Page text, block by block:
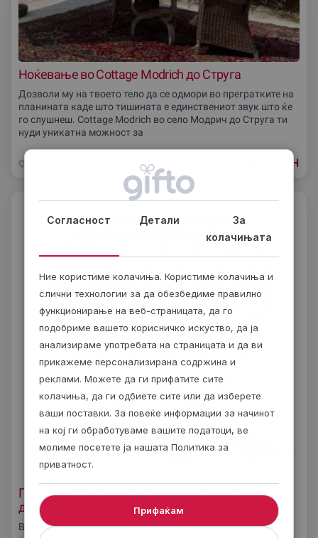
Ноќевање во Cottage Modrich до Струга
Дозволи му на твоето тело да се одмори во прегратките на
планината каде што тишината е единствениот звук што ќе
го слушнеш. Cottage Modrich во село Модрич до Струга ти
нуди уникатна можност за
ден
Подари љубов: Сет за ново и возбудливо
доживување со достава низ цела Македонија
Време е да додадеш нова димензија на емоциите и да ја
Согласност Детали
За
колачињата
Ние користиме колачиња. Користиме колачиња и
слични технологии за да обезбедиме правилно
функционирање на веб-страницата, да го
подобриме вашето корисничко искуство, да ја
анализираме употребата на страницата и да ви
прикажеме персонализирана содржина и
реклами. Можете да ги прифатите сите
колачиња, да ги одбиете сите или да изберете
ваши поставки. За повеќе информации за начинот
на кој ги обработуваме вашите податоци, ве
молиме посетете ја нашата Политика за
приватност.
Прифаќам